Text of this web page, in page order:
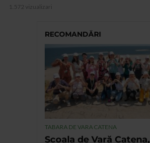
1.572 vizualizari
RECOMANDĂRI
TABARA DE VARA CATENA
Școala de Vară Catena,